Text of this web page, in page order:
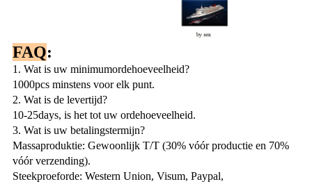
FAQ:
1. Wat is uw minimumordehoeveelheid?
1000pcs minstens voor elk punt.
2. Wat is de levertijd?
10-25days, is het tot uw ordehoeveelheid.
3. Wat is uw betalingstermijn?
Massaproduktie: Gewoonlijk T/T (30% vóór productie en 70%
vóór verzending).
Steekproeforde: Western Union, Visum, Paypal,